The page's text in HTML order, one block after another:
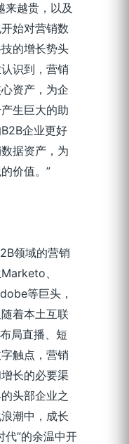
来越贵，以及
始对营销数
的增长势头
识到，营销
资产，为企
生巨大的助
企业更好
据资产，为
价值。”
领域的营销
、
等巨头，
着本土互联
局直播、短
触点，营销
长的必要渠
头部企业之
潮中，成长
代”的余温中开